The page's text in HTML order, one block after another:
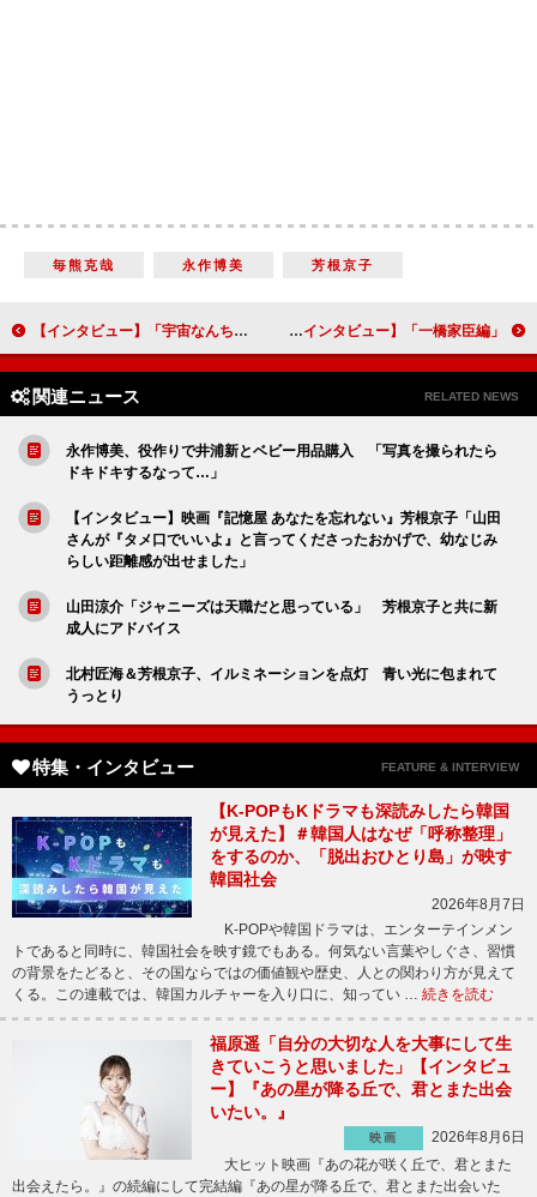
毎熊克哉 永作博美 芳根京子
【インタビュー】「宇宙なんちゃら こてつくん」ムロツヨシ「台本に『面白い言い方で』と書いてあるのがプレッシャーです（笑）」 テレビアニメの声優で二役に挑戦！ 「一橋家臣編」スタート！「これから、栄一の人生のステージは目まぐるしく変わっていきます」黒崎博（チーフ演出）【「青天を衝け」インタビュー】
関連ニュース RELATED NEWS
永作博美、役作りで井浦新とベビー用品購入 「写真を撮られたら
ドキドキするなって…」
【インタビュー】映画『記憶屋 あなたを忘れない』芳根京子「山田
さんが『タメ口でいいよ』と言ってくださったおかげで、幼なじみ
らしい距離感が出せました」
山田涼介「ジャニーズは天職だと思っている」 芳根京子と共に新
成人にアドバイス
北村匠海＆芳根京子、イルミネーションを点灯 青い光に包まれて
うっとり
特集・インタビュー FEATURE & INTERVIEW
【K-POPもKドラマも深読みしたら韓国
が見えた】＃韓国人はなぜ「呼称整理」
をするのか、「脱出おひとり島」が映す
韓国社会
2026年8月7日
K-POPや韓国ドラマは、エンターテインメン
トであると同時に、韓国社会を映す鏡でもある。何気ない言葉やしぐさ、習慣
の背景をたどると、その国ならではの価値観や歴史、人との関わり方が見えて
くる。この連載では、韓国カルチャーを入り口に、知ってい … 続きを読む
福原遥「自分の大切な人を大事にして生
きていこうと思いました」【インタビュ
ー】『あの星が降る丘で、君とまた出会
いたい。』
映画
2026年8月6日
大ヒット映画『あの花が咲く丘で、君とまた
出会えたら。』の続編にして完結編『あの星が降る丘で、君とまた出会いた